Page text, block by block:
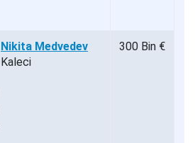
Nikita Medvedev
Kaleci
300 Bin €